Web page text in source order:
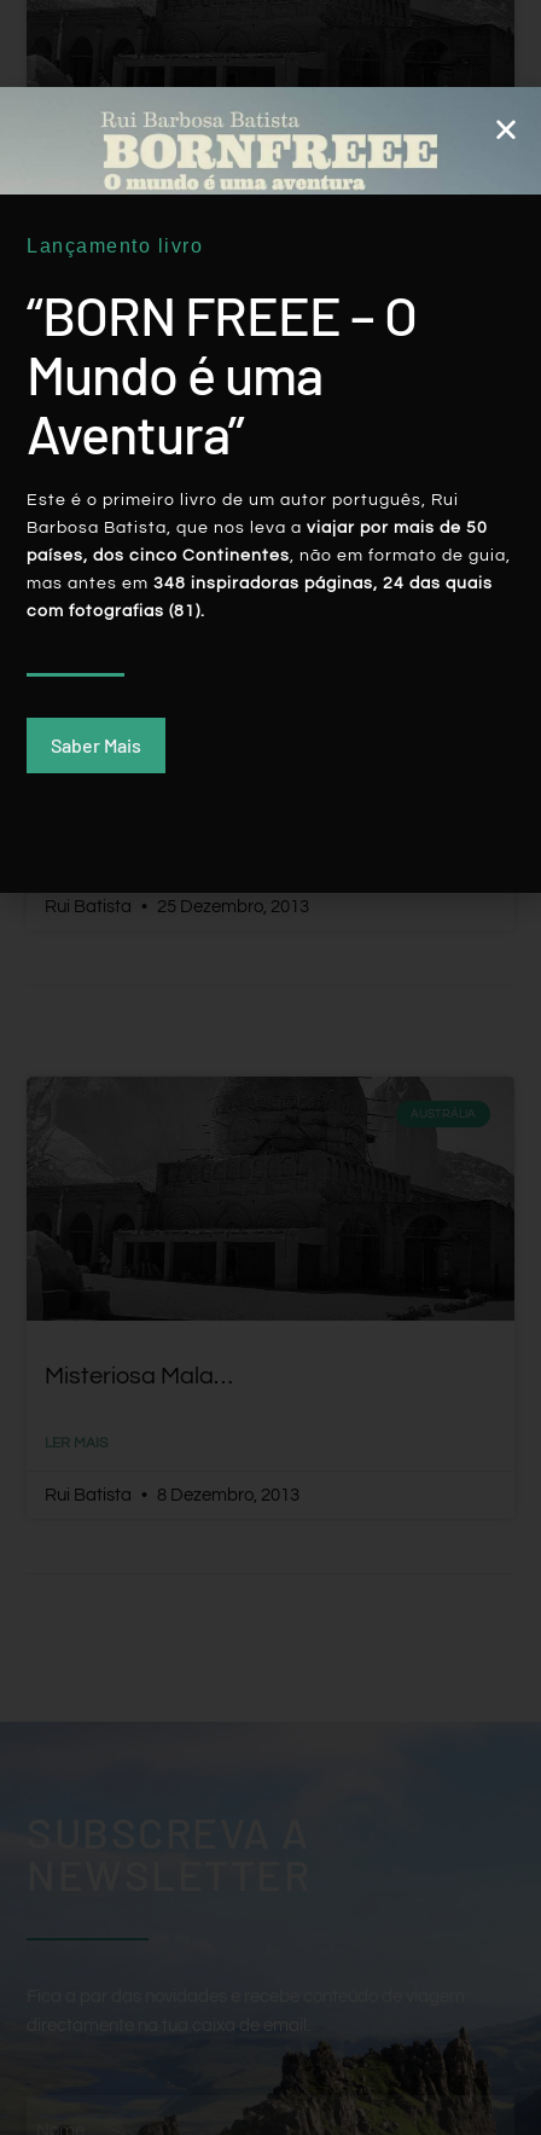
Bela & Perigosa
Rui Batista 8 Abril, 2016
AUSTRÁLIA
Rui Batista 25 Dezembro, 2013
AUSTRÁLIA
Misteriosa Mala…
LER MAIS
Rui Batista 8 Dezembro, 2013
directamente na tua caixa de email.
Lançamento livro
“BORN FREEE – O
Mundo é uma
Aventura”
Este é o primeiro livro de um autor português, Rui
Barbosa Batista, que nos leva aviajar por mais de 50
países, dos cinco Continentes, não em formato de guia,
mas antes em348 inspiradoras páginas, 24 das quais
com fotografias (81).
Saber Mais